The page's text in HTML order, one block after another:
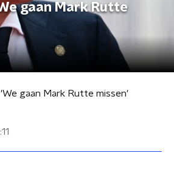
gaan Mark Rutte
gaan Mark Rutte missen'